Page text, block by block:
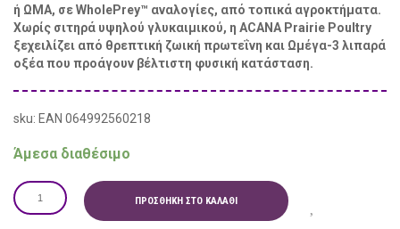
ή ΩΜΑ, σε WholePrey™ αναλογίες, από τοπικά αγροκτήματα.
Χωρίς σιτηρά υψηλού γλυκαιμικού, η ACANA Prairie Poultry
ξεχειλίζει από θρεπτική ζωική πρωτεΐνη και Ωμέγα-3 λιπαρά
οξέα που προάγουν βέλτιστη φυσική κατάσταση.
sku: EAN 064992560218
Άμεσα διαθέσιμο
ΠΡΟΣΘΉΚΗ ΣΤΟ ΚΑΛΆΘΙ